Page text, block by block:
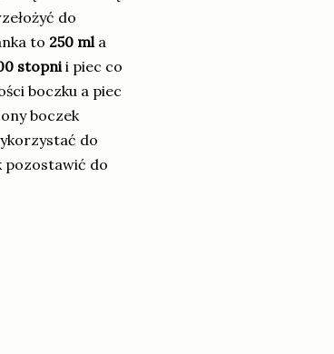
do
to 250 ml a
stopni i piec co
boczku a piec
boczek
do
pozostawić do